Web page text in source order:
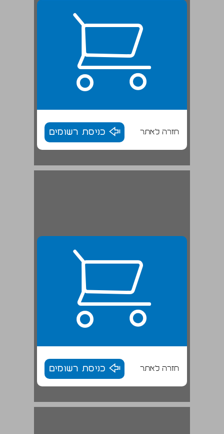
חזרה לאתר כניסת רשומים
חזרה לאתר כניסת רשומים